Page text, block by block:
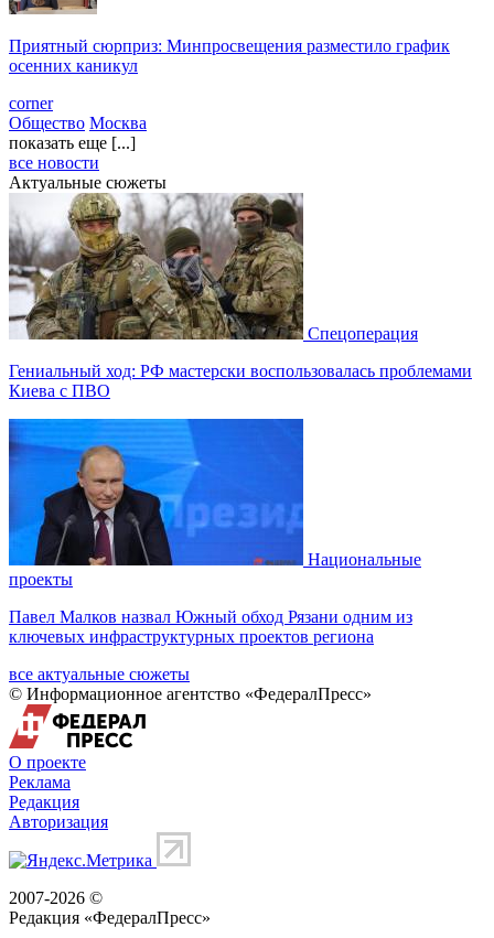
Приятный сюрприз: Минпросвещения разместило график
осенних каникул
corner
Общество Москва
показать еще [...]
все новости
Актуальные сюжеты
Спецоперация
Гениальный ход: РФ мастерски воспользовалась проблемами
Киева с ПВО
Национальные
проекты
Павел Малков назвал Южный обход Рязани одним из
ключевых инфраструктурных проектов региона
все актуальные сюжеты
© Информационное агентство «ФедералПресс»
О проекте
Реклама
Редакция
Авторизация
2007-2026 ©
Редакция «ФедералПресс»